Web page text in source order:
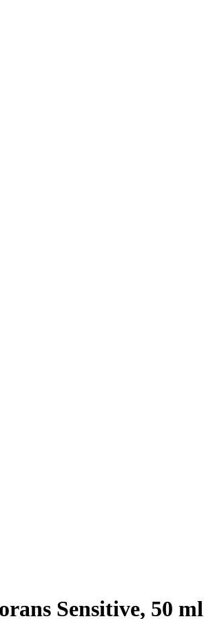
Sensitive, 50 ml